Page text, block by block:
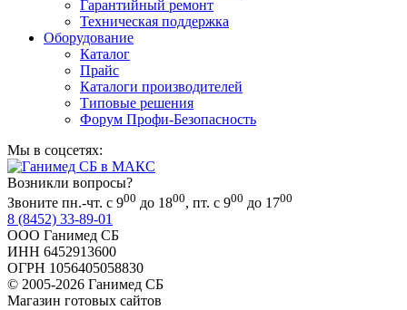
Гарантийный ремонт
Техническая поддержка
Оборудование
Каталог
Прайс
Каталоги производителей
Типовые решения
Форум Профи-Безопасность
Мы в соцсетях:
Возникли вопросы?
Звоните пн.-чт. с 900 до 1800, пт. с 900 до 1700
8 (8452) 33-89-01
ООО Ганимед СБ
ИНН 6452913600
ОГРН 1056405058830
© 2005-2026 Ганимед СБ
Магазин готовых сайтов